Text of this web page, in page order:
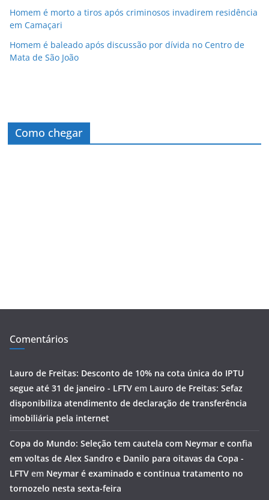
Homem é morto a tiros após criminosos invadirem residência
em Camaçari
Homem é baleado após discussão por dívida no Centro de
Mata de São João
Como chegar
Comentários
Lauro de Freitas: Desconto de 10% na cota única do IPTU
segue até 31 de janeiro - LFTV em Lauro de Freitas: Sefaz
disponibiliza atendimento de declaração de transferência
imobiliária pela internet
Copa do Mundo: Seleção tem cautela com Neymar e confia
em voltas de Alex Sandro e Danilo para oitavas da Copa -
LFTV em Neymar é examinado e continua tratamento no
tornozelo nesta sexta-feira